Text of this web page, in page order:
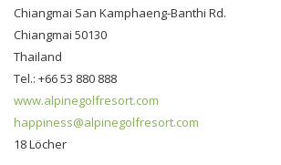
Chiangmai San Kamphaeng-Banthi Rd.
Chiangmai 50130
Thailand
Tel.: +66 53 880 888
www.alpinegolfresort.com
happiness@alpinegolfresort.com
18 Löcher